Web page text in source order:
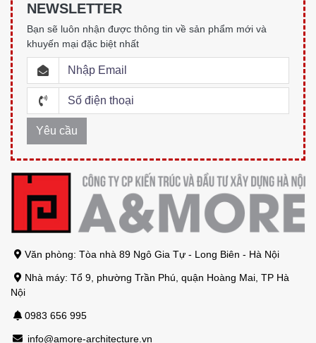
NEWSLETTER
Bạn sẽ luôn nhận được thông tin về sản phẩm mới và
khuyến mại đặc biệt nhất
Văn phòng: Tòa nhà 89 Ngô Gia Tự - Long Biên - Hà Nội
Nhà máy: Tổ 9, phường Trần Phú, quận Hoàng Mai, TP Hà
Nội
0983 656 995
info@amore-architecture.vn